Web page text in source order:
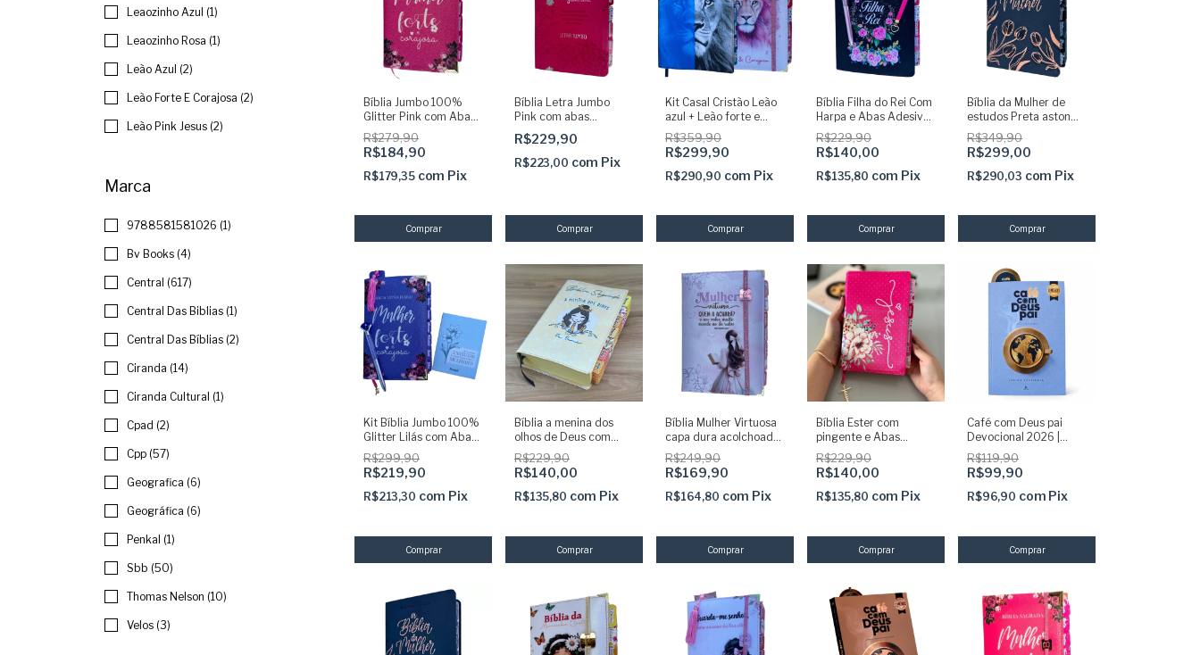
Leaozinho Azul (1)
Leaozinho Rosa (1)
Leão Azul (2)
Leão Forte E Corajosa (2)
Leão Pink Jesus (2)
Marca
9788581581026 (1)
Bv Books (4)
Central (617)
Central Das Biblias (1)
Central Das Bíblias (2)
Ciranda (14)
Ciranda Cultural (1)
Cpad (2)
Cpp (57)
Geografica (6)
Geográfica (6)
Penkal (1)
Sbb (50)
Thomas Nelson (10)
Velos (3)
Bíblia Jumbo 100%
Glitter Pink com Abas
adesivas Capa dura
Acolchoada e Harpa
R$279,90
R$184,90
R$179,35 com Pix
Bíblia Letra Jumbo
Pink com abas
adesivas coladas ARC
com harpa
R$229,90
R$223,00 com Pix
Kit Casal Cristão Leão
azul + Leão forte e
corajosa com elastico
Abas adesivas e Harpa
R$359,90
R$299,90
R$290,90 com Pix
Bíblia Filha do Rei Com
Harpa e Abas Adesivas
coladas + Caneta e
Pingente
R$229,90
R$140,00
R$135,80 com Pix
Bíblia da Mulher de
estudos Preta aston
com abas adesivas
ARC capa luxo SBB
R$349,90
R$299,00
R$290,03 com Pix
Kit Bíblia Jumbo 100%
Glitter Lilás com Abas
Adesivas e Pingente +
Caneta + Devocional +
Marca
R$299,90
R$219,90
R$213,30 com Pix
Bíblia a menina dos
olhos de Deus com
Abas adesivas coladas
com harpa - ARC
R$229,90
R$140,00
R$135,80 com Pix
Bíblia Mulher Virtuosa
capa dura acolchoada
Com Harpa e Abas
Adesivas + Marca
páginas
R$249,90
R$169,90
R$164,80 com Pix
Bíblia Ester com
pingente e Abas
coladas - com harpa
R$229,90
R$140,00
R$135,80 com Pix
Café com Deus pai
Devocional 2026 |
Tenha um momento
com Deus
R$119,90
R$99,90
R$96,90 com Pix